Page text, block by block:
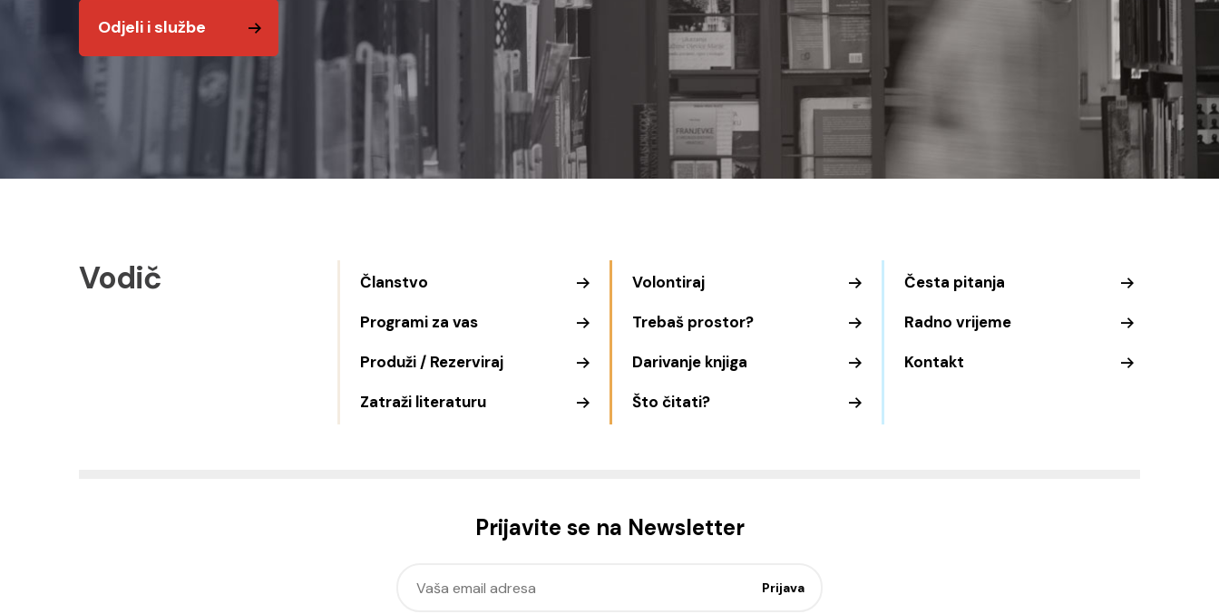
Odjeli i službe
Vodič
Članstvo
Programi za vas
Produži / Rezerviraj
Zatraži literaturu
Volontiraj
Trebaš prostor?
Darivanje knjiga
Što čitati?
Česta pitanja
Radno vrijeme
Kontakt
Prijavite se na Newsletter